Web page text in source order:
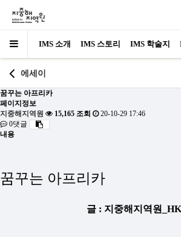
IMS 소개 IMS 스토리 IMS 학술지
에세이
꿈꾸는 아프리카
페이지정보
지중해지역원
15,165 조회
20-10-29 17:46
0댓글
내용
꿈꾸는 아프리카
글 : 지중해지역원